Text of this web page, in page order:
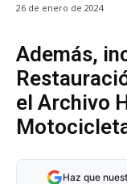
26 de enero de 2024
Además,
el Archivo
Haz que